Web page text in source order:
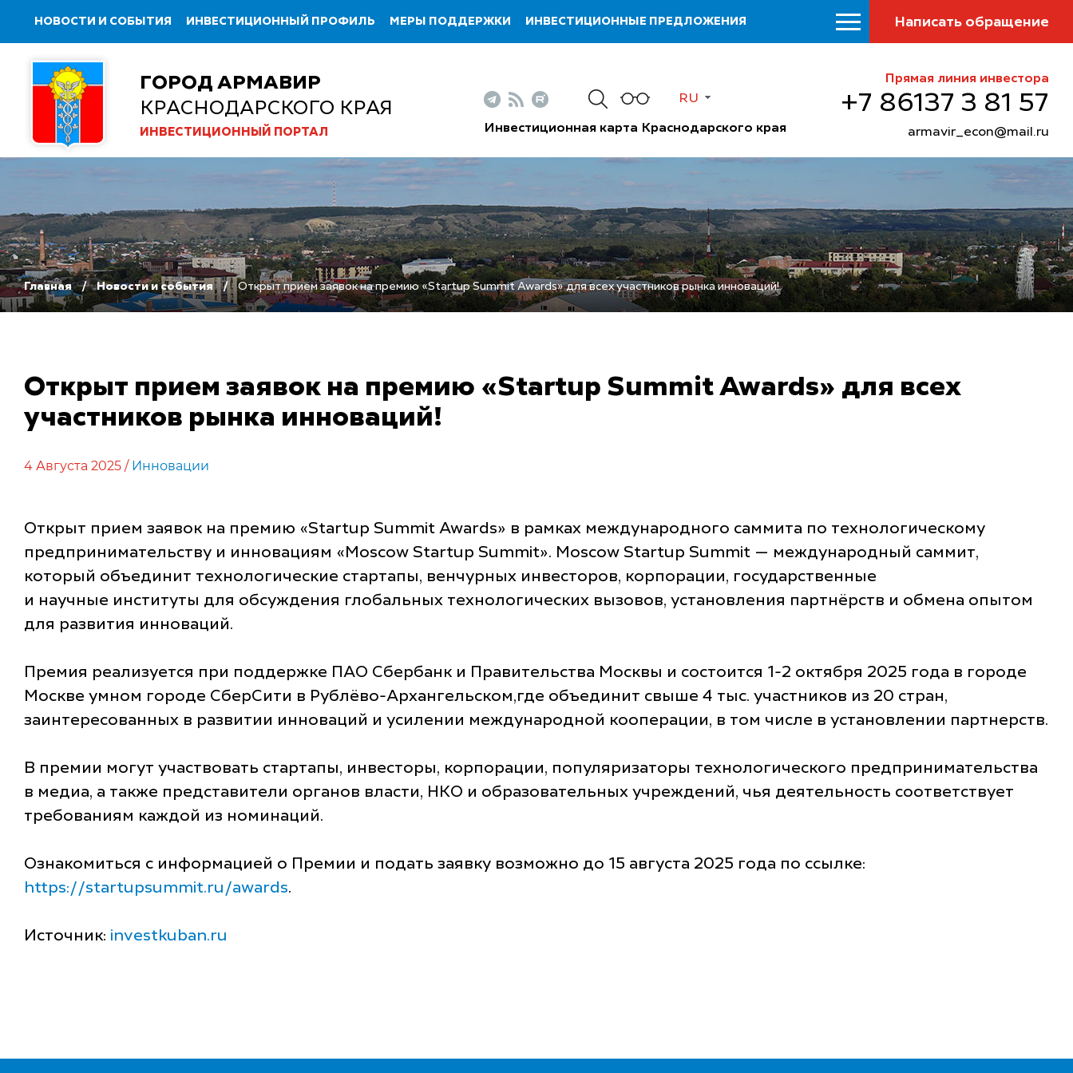
НОВОСТИ И СОБЫТИЯ ИНВЕСТИЦИОННЫЙ ПРОФИЛЬ МЕРЫ ПОДДЕРЖКИ ИНВЕСТИЦИОННЫЕ ПРЕДЛОЖЕНИЯ Написать обращение
ГОРОД АРМАВИР
КРАСНОДАРСКОГО КРАЯ
ИНВЕСТИЦИОННЫЙ ПОРТАЛ
RU
Инвестиционная карта Краснодарского края
Прямая линия инвестора
+7 86137 3 81 57
armavir_econ@mail.ru
Главная Новости и события Открыт прием заявок на премию «Startup Summit Awards» для всех участников рынка инноваций!
Открыт прием заявок на премию «Startup Summit Awards» для всех
участников рынка инноваций!
4 Августа 2025 / Инновации
Открыт прием заявок на премию «Startup Summit Awards» в рамках международного саммита по технологическому
предпринимательству и инновациям «Moscow Startup Summit». Moscow Startup Summit — международный саммит,
который объединит технологические стартапы, венчурных инвесторов, корпорации, государственные
и научные институты для обсуждения глобальных технологических вызовов, установления партнёрств и обмена опытом
для развития инноваций.
Премия реализуется при поддержке ПАО Сбербанк и Правительства Москвы и состоится 1-2 октября 2025 года в городе
Москве умном городе СберСити в Рублёво-Архангельском,где объединит свыше 4 тыс. участников из 20 стран,
заинтересованных в развитии инноваций и усилении международной кооперации, в том числе в установлении партнерств.
В премии могут участвовать стартапы, инвесторы, корпорации, популяризаторы технологического предпринимательства
в медиа, а также представители органов власти, НКО и образовательных учреждений, чья деятельность соответствует
требованиям каждой из номинаций.
Ознакомиться с информацией о Премии и подать заявку возможно до 15 августа 2025 года по ссылке:
https://startupsummit.ru/awards.
Источник: investkuban.ru